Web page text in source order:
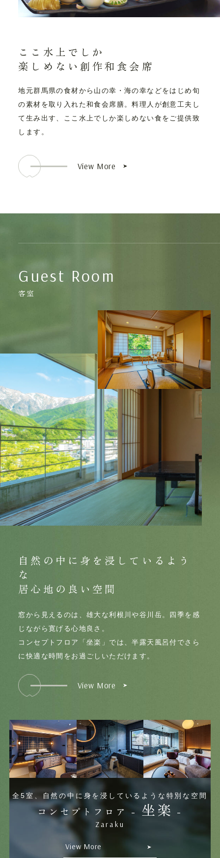
ここ水上でしか
楽しめない創作和食会席
地元群馬県の食材から山の幸・海の幸などをはじめ旬
の素材を取り入れた和食会席膳。料理人が創意工夫し
て生み出す、ここ水上でしか楽しめない食をご提供致
します。
View More
Guest Room
客室
自然の中に身を浸して いるよう
な
居心地の良い空間
窓から見えるのは、雄大な利根川や谷川岳。四季を感
じながら寛げる心地良さ。
コンセプトフロア「坐楽」では、半露天風呂付でさら
に快適な時間をお過ごしいただけます。
View More
全5室、自然の中に身を浸しているような特別な空間
コンセプトフロア - 坐楽 -
Zaraku
View More
- Best Rate / 最安値保証 -
Book Now
ご宿泊予約
チェックイン日
2026/08/09
日付未定
人数/1室